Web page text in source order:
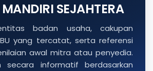
SEJAHTERA
badan usaha, cakupan
yang tercatat, serta referensi
awal mitra atau penyedia.
secara informatif berdasarkan